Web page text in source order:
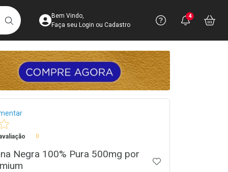
BUSCARAcesse sua Conta
Bem Vindo,
Faça seu Login ou Cadastro
Precisa
Ver Recursos
Você
4
0
Negra 100% Pura 500mg por
ADICIONAR AOS